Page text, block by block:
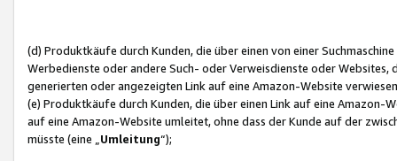
(d) Produktkäufe durch Kunden, die über einen von einer
Werbedienste oder andere Such- oder Verweisdienste oder Websites,
generierten oder angezeigten Link auf eine Amazon-Website
(e) Produktkäufe durch Kunden, die über einen Link auf eine
auf eine Amazon-Website umleitet, ohne dass der Kunde auf der
müsste (eine „ Umleitung“);